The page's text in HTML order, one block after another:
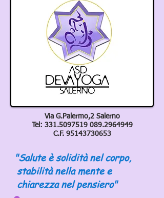
Via G.Palermo,2 Salerno
Tel: 331.5097519 089.2964949
C.F. 95143730653
"Salute è solidità nel corpo,
stabilità nella mente e
chiarezza nel pensiero"